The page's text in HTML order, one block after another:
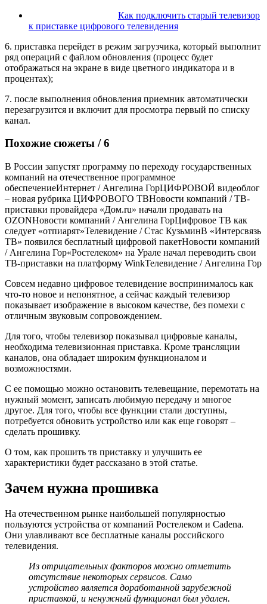
Как подключить старый телевизор
к приставке цифрового телевидения
6. приставка перейдет в режим загрузчика, который выполнит
ряд операций с файлом обновления (процесс будет
отображаться на экране в виде цветного индикатора и в
процентах);
7. после выполнения обновления приемник автоматически
перезагрузится и включит для просмотра первый по списку
канал.
Похожие сюжеты / 6
В России запустят программу по переходу государственных
компаний на отечественное программное
обеспечениеИнтернет / Ангелина ГорЦИФРОВОЙ видеоблог
– новая рубрика ЦИФРОВОГО ТВНовости компаний /ТВ-
приставки провайдера «Дом.ru» начали продавать на
OZONНовости компаний / Ангелина ГорЦифровое ТВ как
следует «отпиарят»Телевидение / Стас КузьминВ «Интерсвязь
ТВ» появился бесплатный цифровой пакетНовости компаний
/ Ангелина Гор«Ростелеком» на Урале начал переводить свои
ТВ-приставки на платформу WinkТелевидение / Ангелина Гор
Совсем недавно цифровое телевидение воспринималось как
что-то новое и непонятное, а сейчас каждый телевизор
показывает изображение в высоком качестве, без помехи с
отличным звуковым сопровождением.
Для того, чтобы телевизор показывал цифровые каналы,
необходима телевизионная приставка. Кроме трансляции
каналов, она обладает широким функционалом и
возможностями.
С ее помощью можно остановить телевещание, перемотать на
нужный момент, записать любимую передачу и многое
другое. Для того, чтобы все функции стали доступны,
потребуется обновить устройство или как еще говорят –
сделать прошивку.
О том, как прошить тв приставку и улучшить ее
характеристики будет рассказано в этой статье.
Зачем нужна прошивка
На отечественном рынке наибольшей популярностью
пользуются устройства от компаний Ростелеком и Cadena.
Они улавливают все бесплатные каналы российского
телевидения.
Из отрицательных факторов можно отметить
отсутствие некоторых сервисов. Само
устройство является доработанной зарубежной
приставкой, и ненужный функционал был удален.